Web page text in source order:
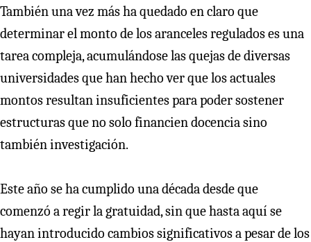
También una vez más ha quedado en claro que
determinar el monto de los aranceles regulados es una
tarea compleja, acumulándose las quejas de diversas
universidades que han hecho ver que los actuales
montos resultan insuficientes para poder sostener
estructuras que no solo financien docencia sino
también investigación.
Este año se ha cumplido una década desde que
comenzó a regir la gratuidad, sin que hasta aquí se
hayan introducido cambios significativos a pesar de los